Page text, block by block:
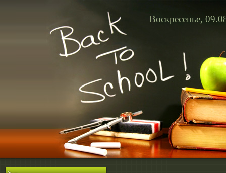
Воскресенье,